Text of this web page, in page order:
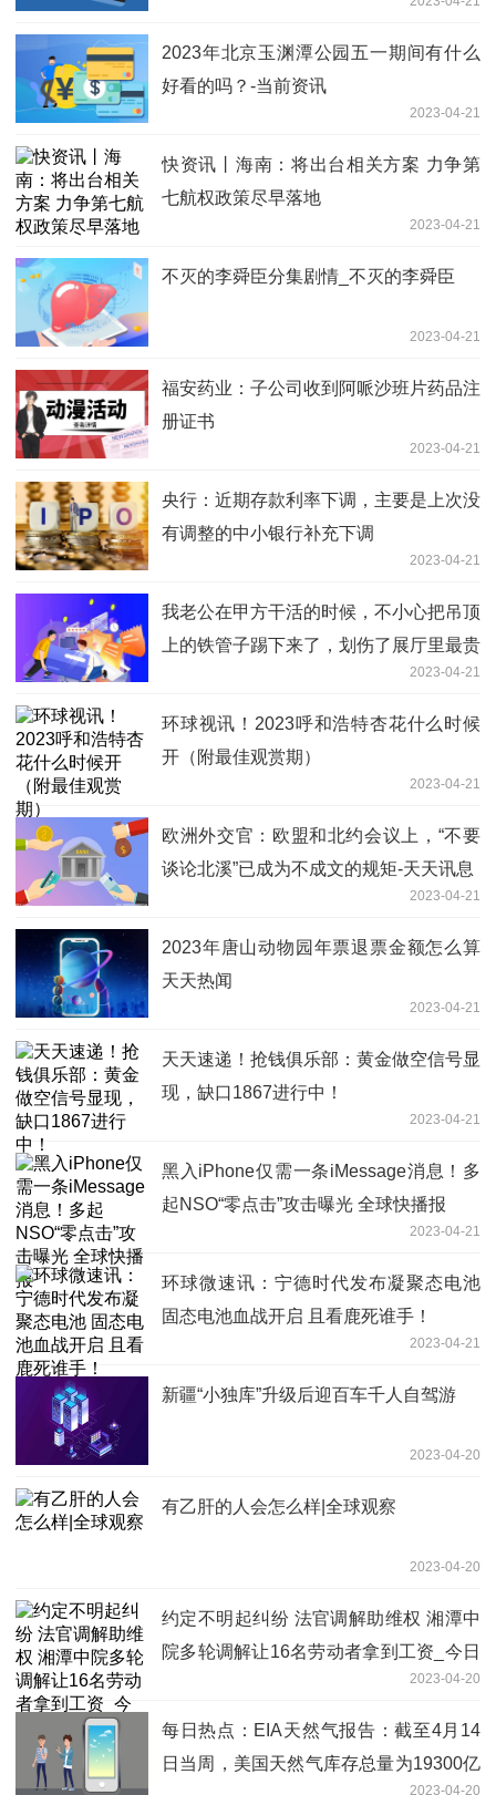
2023年北京玉渊潭公园五一期间有什么
好看的吗？-当前资讯
2023-04-21
快资讯丨海南：将出台相关方案 力争第
七航权政策尽早落地
2023-04-21
不灭的李舜臣分集剧情_不灭的李舜臣
2023-04-21
福安药业：子公司收到阿哌沙班片药品注
册证书
2023-04-21
央行：近期存款利率下调，主要是上次没
有调整的中小银行补充下调
2023-04-21
我老公在甲方干活的时候，不小心把吊顶
上的铁管子踢下来了，划伤了展厅里最贵
2023-04-21
环球视讯！2023呼和浩特杏花什么时候
开（附最佳观赏期）
2023-04-21
欧洲外交官：欧盟和北约会议上，“不要
谈论北溪”已成为不成文的规矩-天天讯息
2023-04-21
2023年唐山动物园年票退票金额怎么算
天天热闻
2023-04-21
天天速递！抢钱俱乐部：黄金做空信号显
现，缺口1867进行中！
2023-04-21
黑入iPhone仅需一条iMessage消息！多
起NSO“零点击”攻击曝光 全球快播报
2023-04-21
环球微速讯：宁德时代发布凝聚态电池
固态电池血战开启 且看鹿死谁手！
2023-04-21
新疆“小独库”升级后迎百车千人自驾游
2023-04-20
有乙肝的人会怎么样|全球观察
2023-04-20
约定不明起纠纷 法官调解助维权 湘潭中
院多轮调解让16名劳动者拿到工资_今日
2023-04-20
每日热点：EIA天然气报告：截至4月14
日当周，美国天然气库存总量为19300亿
2023-04-20